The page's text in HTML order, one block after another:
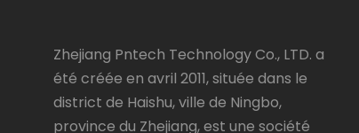
Zhejiang Pntech Technology Co., LTD. a
été créée en avril 2011, située dans le
district de Haishu, ville de Ningbo,
province du Zhejiang, est une société